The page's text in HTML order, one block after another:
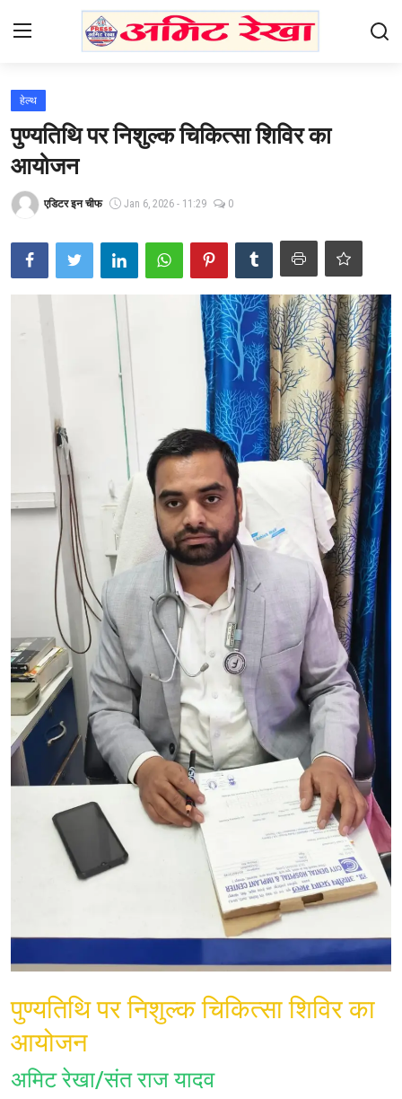
Home
Contact
उत्तर प्रदेश
साहित्यिक
हेल्थ
पुण्यतिथि पर निशुल्क चिकित्सा शिविर का
आयोजन
एडिटर इन चीफ Jan 6, 2026 - 11:29 0
पुण्यतिथि पर निशुल्क चिकित्सा शिविर का
आयोजन
अमिट रेखा/संत राज यादव